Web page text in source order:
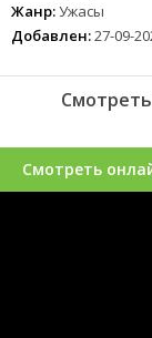
Жанр:Ужасы
Добавлен:27-09-
Смотреть